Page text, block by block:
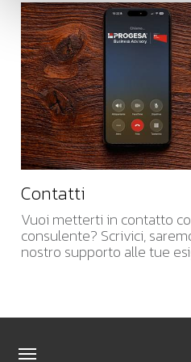
Contatti
Vuoi metterti in contatto
consulente? Scrivici,
nostro supporto alle tue